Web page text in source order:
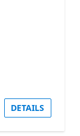
DETAILS